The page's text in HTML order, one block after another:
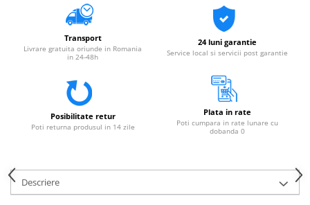
Transport
Livrare gratuita oriunde in Romania
in 24-48h
24 luni garantie
Service local si servicii post garantie
Posibilitate retur
Poti returna produsul in 14 zile
Plata in rate
Poti cumpara in rate lunare cu
dobanda 0
Descriere